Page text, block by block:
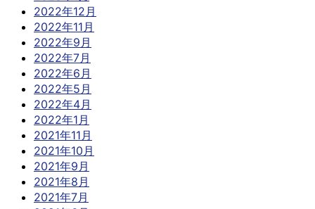
2022年12月
2022年11月
2022年9月
2022年7月
2022年6月
2022年5月
2022年4月
2022年1月
2021年11月
2021年10月
2021年9月
2021年8月
2021年7月